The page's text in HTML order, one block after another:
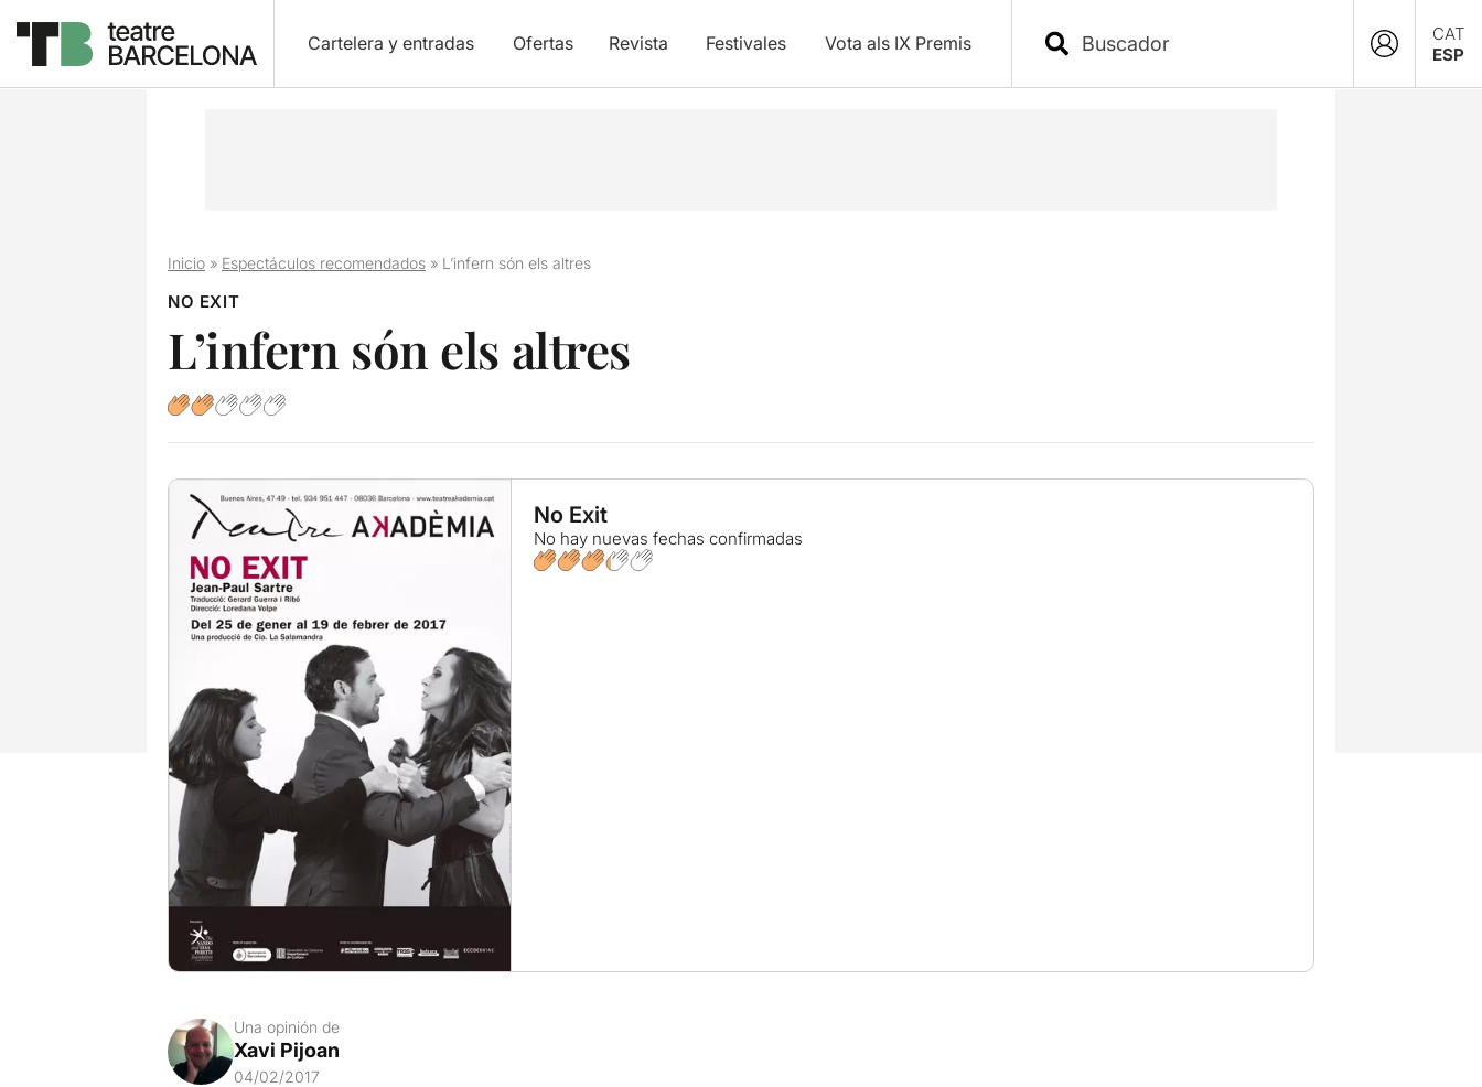
Cartelera y entradas Ofertas Revista Festivales Vota als IX Premis
CAT
ESP
Inicio» Espectáculos recomendados» L’infern són els altres
NO EXIT
L’infern són els altres
No Exit
No hay nuevas fechas confirmadas
Una opinión de
Xavi Pijoan
04/02/2017